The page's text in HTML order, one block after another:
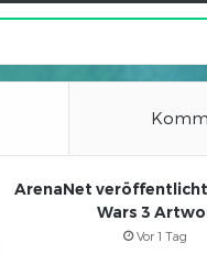
ArenaNet veröffentlicht
Wars 3
Vor 1 Tag